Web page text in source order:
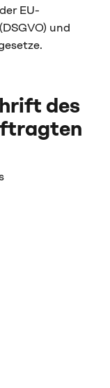
EU-
und
des